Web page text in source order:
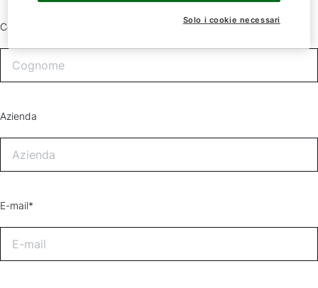
Cognome*
Azienda
E-mail*
Solo i cookie necessari